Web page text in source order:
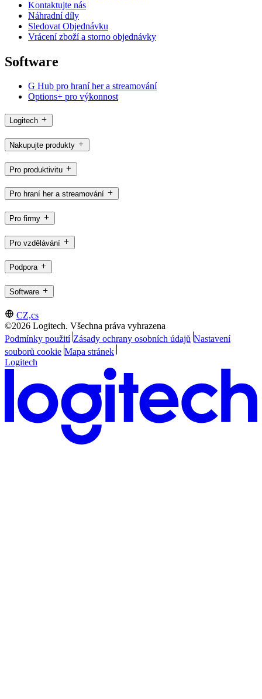
Kontaktujte nás
Náhradní díly
Sledovat Objednávku
Vrácení zboží a storno objednávky
Software
G Hub pro hraní her a streamování
Options+ pro výkonnost
Logitech
Nakupujte produkty
Pro produktivitu
Pro hraní her a streamování
Pro firmy
Pro vzdělávání
Podpora
Software
CZ,cs
©2026 Logitech. Všechna práva vyhrazena
Podmínky použití Zásady ochrany osobních údajů Nastavení
souborů cookie Mapa stránek
Logitech